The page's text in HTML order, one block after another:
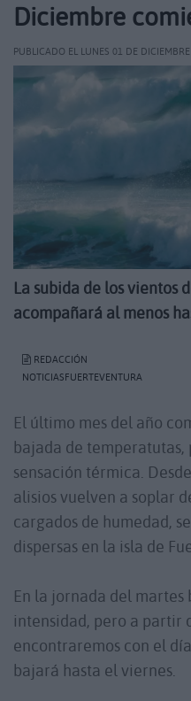
Diciembre
PUBLICADO EL LUNES 01 DE
La subida de los vientos
acompañará al menos
REDACCIÓN
NOTICIASFUERTEVENTURA
El último mes del año
bajada de temperatutas,
sensación térmica.
alisios vuelven a soplar
cargados de humedad,
dispersas en la isla de
En la jornada del martes
intensidad, pero a partir
encontraremos con el
bajará hasta el viernes.